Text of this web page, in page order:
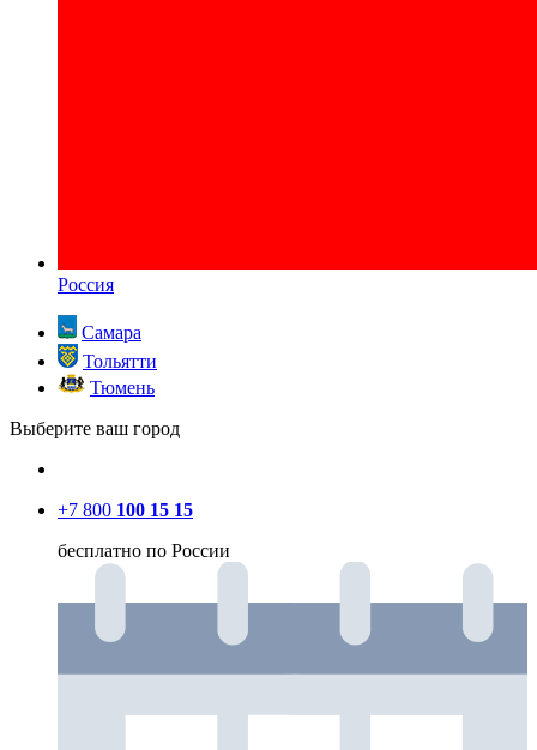
Россия
Самара
Тольятти
Тюмень
Выберите ваш город
+7 800 100 15 15
бесплатно по России